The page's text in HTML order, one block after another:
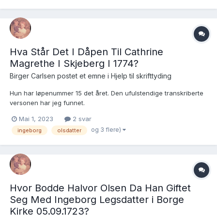
Hva Står Det I Dåpen Til Cathrine
Magrethe I Skjeberg I 1774?
Birger Carlsen postet et emne i Hjelp til skrifttyding
Hun har løpenummer 15 det året. Den ufulstendige transkriberte
versonen har jeg funnet.
står jo blant annet at hun var uektefødt, men hva mer står det?
Brukslenke for sidevisning:
Mai 1, 2023 2 svar
ingeborg olsdatter og 3 flere)
Hvor Bodde Halvor Olsen Da Han Giftet
Seg Med Ingeborg Legsdatter i Borge
Kirke 05.09.1723?